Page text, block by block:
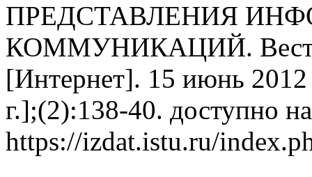
ПРЕДСТАВЛЕНИЯ
КОММУНИКАЦИЙ. Вестн.
[Интернет]. 15 июнь 2012
г.];(2):138-40. доступно
https://izdat.istu.ru/